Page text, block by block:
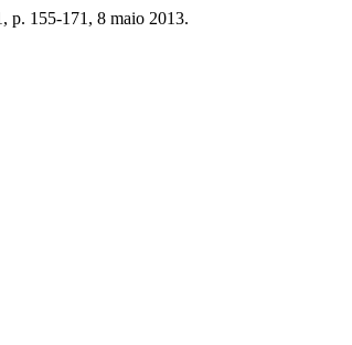
p. 155-171, 8 maio 2013.